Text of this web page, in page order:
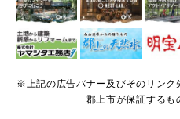
※上記の広告バナー及びそのリンク
郡上市が保証するも